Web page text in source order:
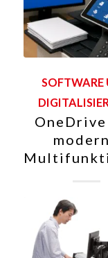
SOFTWARE
OneDrive